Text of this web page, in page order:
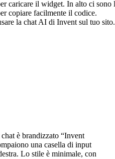
la chat AI di Invent sul tuo sito.